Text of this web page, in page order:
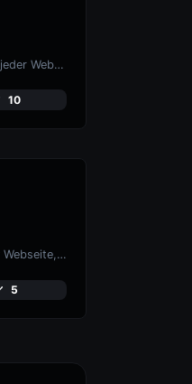
Holen & überprüfen Sie die Meta-Tags jeder Website.
10
Überprüfen Sie die Gesamtgröße einer Webseite, einschließlich aller Ressourcen, für die Leistungsanalyse.
5